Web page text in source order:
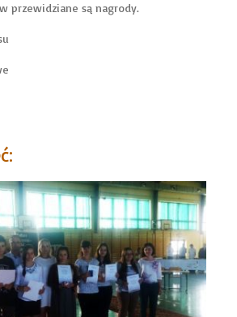
przewidziane są nagrody.